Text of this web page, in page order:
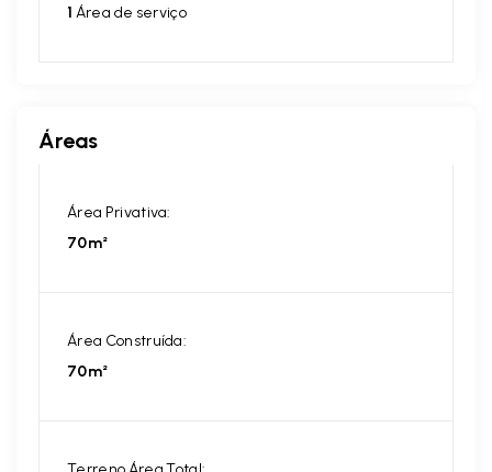
1 Área de serviço
Áreas
Área Privativa:
70m²
Área Construída:
70m²